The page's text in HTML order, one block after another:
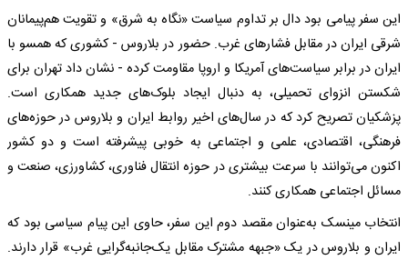
این سفر پیامی بود دال بر تداوم سیاست «نگاه به شرق» و تقویت هم‌پیمانان
شرقی ایران در مقابل فشارهای غرب. حضور در بلاروس - کشوری که همسو با
ایران در برابر سیاست‌های آمریکا و اروپا مقاومت کرده - نشان داد تهران برای
شکستن انزوای تحمیلی، به ‌دنبال ایجاد بلوک‌های جدید همکاری است.
پزشکیان تصریح کرد که در سال‌های اخیر روابط ایران و بلاروس در حوزه‌های
فرهنگی، اقتصادی، علمی و اجتماعی به خوبی پیشرفته است و دو کشور
اکنون می‌توانند با سرعت بیشتری در حوزه انتقال فناوری، کشاورزی، صنعت و
مسائل اجتماعی همکاری کنند.
انتخاب مینسک به‌عنوان مقصد دوم این سفر، حاوی این پیام سیاسی بود که
ایران و بلاروس در یک «جبهه مشترک مقابل یک‌جانبه‌گرایی غرب» قرار دارند.